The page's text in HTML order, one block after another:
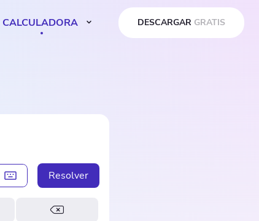
CALCULADORA DESCARGAR GRATIS
Resolver